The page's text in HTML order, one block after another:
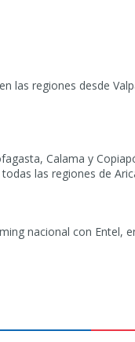
las regiones desde
Calama y
las regiones de
nacional con Entel,